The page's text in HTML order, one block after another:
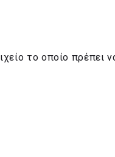
το οποίο πρέπει